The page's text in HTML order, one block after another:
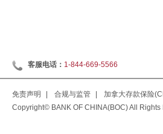
客服电话： 1-844-669-5566
免责声明 合规与监管 加拿大存款保险
Copyright© BANK OF CHINA(BOC) All Rights